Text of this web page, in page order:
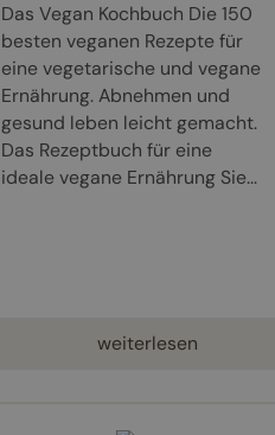
Das Vegan Kochbuch Die 150
besten veganen Rezepte für
eine vegetarische und vegane
Ernährung. Abnehmen und
gesund leben leicht gemacht.
Das Rezeptbuch für eine
ideale vegane Ernährung Sie...
weiterlesen